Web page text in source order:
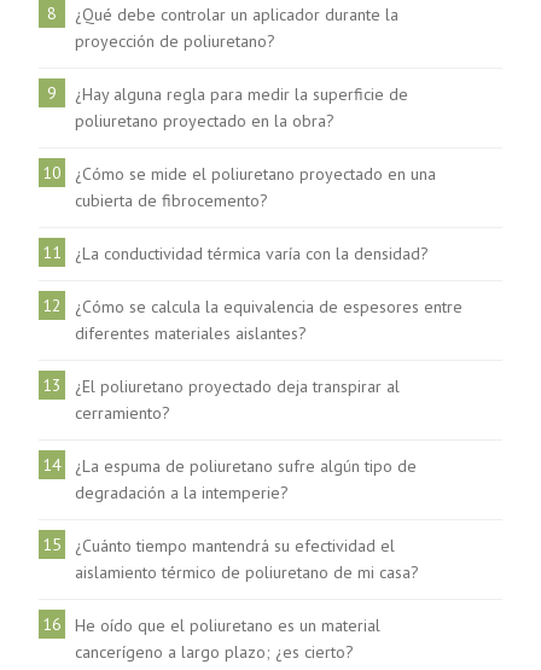
8
¿Qué debe controlar un aplicador durante la
proyección de poliuretano?
9
¿Hay alguna regla para medir la superficie de
poliuretano proyectado en la obra?
10
¿Cómo se mide el poliuretano proyectado en una
cubierta de fibrocemento?
11 ¿La conductividad térmica varía con la densidad?
12
¿Cómo se calcula la equivalencia de espesores entre
diferentes materiales aislantes?
13
¿El poliuretano proyectado deja transpirar al
cerramiento?
14
¿La espuma de poliuretano sufre algún tipo de
degradación a la intemperie?
15
¿Cuánto tiempo mantendrá su efectividad el
aislamiento térmico de poliuretano de mi casa?
16
He oído que el poliuretano es un material
cancerígeno a largo plazo; ¿es cierto?